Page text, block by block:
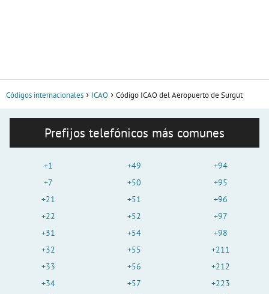
Códigos internacionales ICAO Código ICAO del Aeropuerto de Surgut
Prefijos telefónicos más comunes
+1
+7
+21
+22
+31
+32
+33
+34
+49
+50
+51
+52
+54
+55
+56
+57
+94
+95
+96
+97
+98
+211
+212
+223